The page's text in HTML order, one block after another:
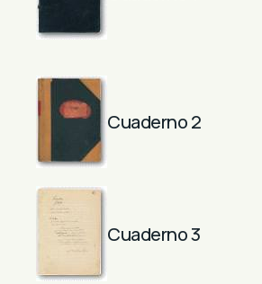
Cuaderno 2
Cuaderno 3